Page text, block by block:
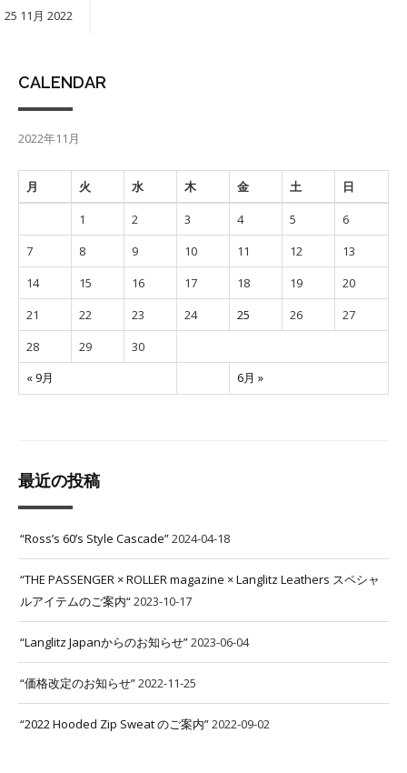
25 11月 2022
CALENDAR
2022年11月
月 火 水 木 金 土 日
« 9月 6月 »
1 2 3 4 5
6
7
8 9 10 11 12
13
14
15 16 17 18 19
20
21
22 23 24 25 26
27
28
29 30
最近の投稿
“Ross’s 60’s Style Cascade”2024-04-18
“THE PASSENGER × ROLLER magazine × Langlitz Leathers スペシャ
ルアイテムのご案内“2023-10-17
“Langlitz Japanからのお知らせ”2023-06-04
“価格改定のお知らせ”2022-11-25
“2022 Hooded Zip Sweat のご案内”2022-09-02